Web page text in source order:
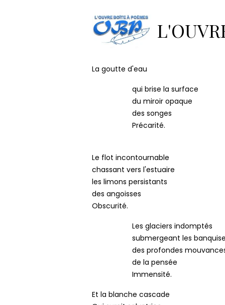
La goutte
La goutte d'eau
qui brise la surface
du miroir opaque
des songes
Précarité.
Le flot incontournable
chassant vers l'estuaire
les limons persistants
des angoisses
Obscurité.
Les glaciers indomptés
submergeant les
des profondes
de la pensée
Immensité.
Et la blanche cascade